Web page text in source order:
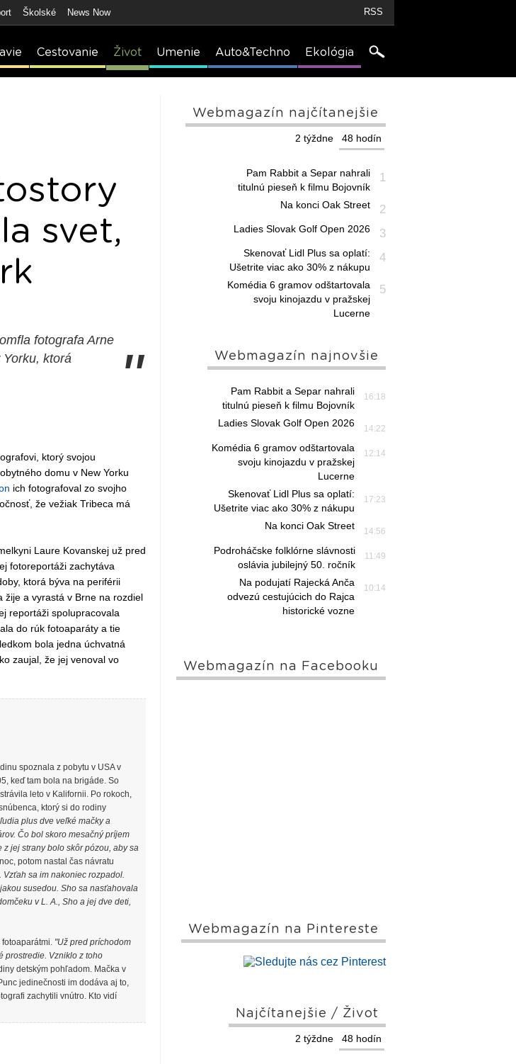
Školské News Now RSS
Cestovanie Život Umenie Auto&Techno Ekológia
svet,
fotografa Arne
ktorá
"
ktorý svojou
domu v New Yorku
ich fotografoval zo svojho
že vežiak Tribeca má
Laure Kovanskej už pred
fotoreportáži zachytáva
ktorá býva na periférii
žije a vyrastá v Brne na rozdiel
reportáži spolupracovala
do rúk fotoaparáty a tie
bola jedna úchvatná
zaujal, že jej venoval vo
spoznala z pobytu v USA v
keď tam bola na brigáde. So
leto v Kalifornii. Po rokoch,
ktorý si do rodiny
plus dve veľké mačky a
Čo bol skoro mesačný príjem
jej strany bolo skôr pózou, aby sa
potom nastal čas návratu
sa im nakoniec rozpadol.
susedou. Sho sa nasťahovala
v L. A., Sho a jej dve deti,
"Už pred príchodom
prostredie. Vzniklo z toho
detským pohľadom. Mačka v
jedinečnosti im dodáva aj to,
zachytili vnútro. Kto vidí
Webmagazín najčítanejšie
48 hodín
2 týždne
1
Pam Rabbit a Separ nahrali
titulnú pieseň k filmu Bojovník
2
Na konci Oak Street
3
Ladies Slovak Golf Open 2026
4
Skenovať Lidl Plus sa oplatí:
Ušetrite viac ako 30% z nákupu
5
Komédia 6 gramov odštartovala
svoju kinojazdu v pražskej
Lucerne
Webmagazín najnovšie
16:18
Pam Rabbit a Separ nahrali
titulnú pieseň k filmu Bojovník
14:22
Ladies Slovak Golf Open 2026
12:14
Komédia 6 gramov odštartovala
svoju kinojazdu v pražskej
Lucerne
17:23
Skenovať Lidl Plus sa oplatí:
Ušetrite viac ako 30% z nákupu
14:56
Na konci Oak Street
11:49
Podroháčske folklórne slávnosti
oslávia jubilejný 50. ročník
10:14
Na podujatí Rajecká Anča
odvezú cestujúcich do Rajca
historické vozne
Webmagazín na Facebooku
Webmagazín na Pintereste
Najčítanejšie / Život
48 hodín
2 týždne